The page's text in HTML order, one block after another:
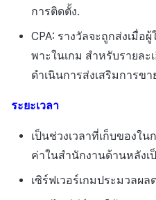
การติดตั้ง.
CPA: รางวัลจะถูกส่งเมื่อ
พาะในเกม สำหรับรายละ
ดำเนินการส่งเสริมการขา
ระยะเวลา
เป็นช่วงเวลาที่เก็บของใ
ค่าในสำนักงานด้านหลัง
เซิร์ฟเวอร์เกมประมวลผ